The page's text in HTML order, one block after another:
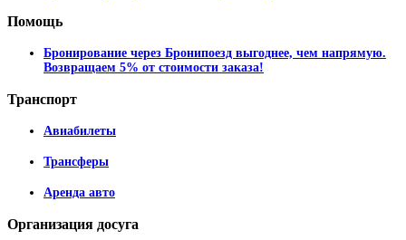
Помощь
Бронирование через Бронипоезд выгоднее, чем напрямую.
Возвращаем 5% от стоимости заказа!
Транспорт
Авиабилеты
Трансферы
Аренда авто
Организация досуга